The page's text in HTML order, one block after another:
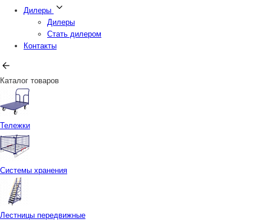
Дилеры
Дилеры
Стать дилером
Контакты
Каталог товаров
Тележки
Системы хранения
Лестницы передвижные